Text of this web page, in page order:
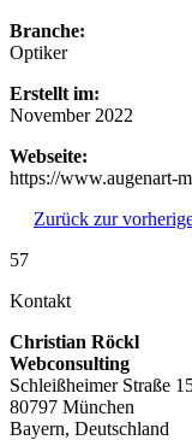
Branche:
Optiker
Erstellt im:
November 2022
Webseite:
https://www.augenart-
Zurück zur
57
Kontakt
Christian Röckl
Webconsulting
Schleißheimer Straße
80797 München
Bayern, Deutschland